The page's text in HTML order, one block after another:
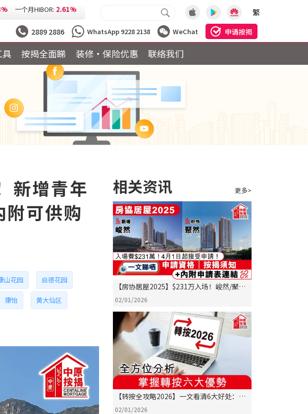
今日最低H按: 3.25% 繁
2889 2886 WhatsApp 9228 2138 WeChat 申请按揭
按揭全面睇 装修·保险优惠 联络我们
新增青年
可供购
山花园 启德花园
康怡 黄大仙区
相关资讯 更多>
【房协居屋2025】$231万入场！峻然/聚然
申请懒人包：一文看清资格、拣楼、9成按
02/01/2026
【转按全攻略2026】一文看清6大好处：尽
赚回赠、轻松套现悭高息
02/01/2026